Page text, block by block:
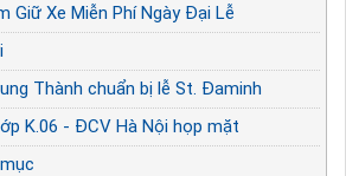
Giữ Xe Miễn Phí Ngày Đại Lễ
Thành chuẩn bị lễ St. Đaminh
K.06 - ĐCV Hà Nội họp mặt